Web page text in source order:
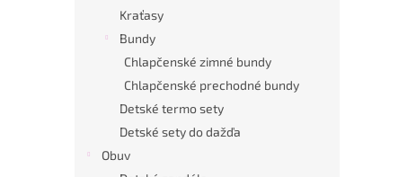
Kraťasy
Bundy
Chlapčenské zimné bundy
Chlapčenské prechodné bundy
Detské termo sety
Detské sety do dažďa
Obuv